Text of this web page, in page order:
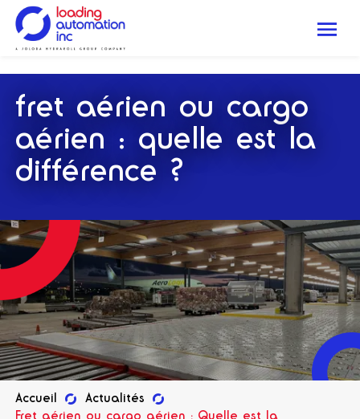
Automation
Inc
fret aérien ou cargo
aérien : quelle est la
différence ?
Accueil
Actualités
Fret aérien ou cargo aérien : Quelle est la